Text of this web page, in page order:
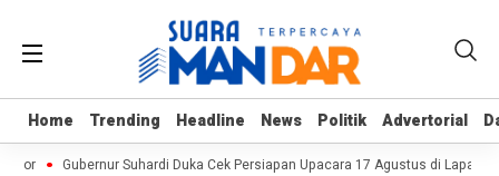
Home Trending Headline News Politik Advertorial
Home Trending Headline News Politik Advertorial
Gubernur Suhardi Duka Cek Persiapan Upacara 17 Agustus di